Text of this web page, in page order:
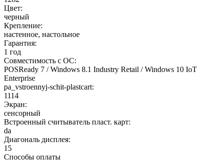
Цвет:
черный
Крепление:
настенное, настольное
Гарантия:
1 год
Совместимость с ОС:
POSReady 7 / Windows 8.1 Industry Retail / Windows 10 IoT
Enterprise
pa_vstroennyj-schit-plastcart:
1114
Экран:
сенсорный
Встроенный считыватель пласт. карт:
da
Диагональ дисплея:
15
Способы оплаты